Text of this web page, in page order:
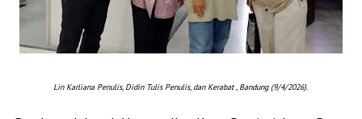
Lin Karliana Penulis, Didin Tulis Penulis, dan Kerabat , Bandung (9/4/2026).